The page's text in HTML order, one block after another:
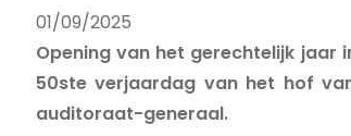
01/09/2025
Opening van het gerechtelijk jaar
50ste verjaardag van het hof
auditoraat-generaal.